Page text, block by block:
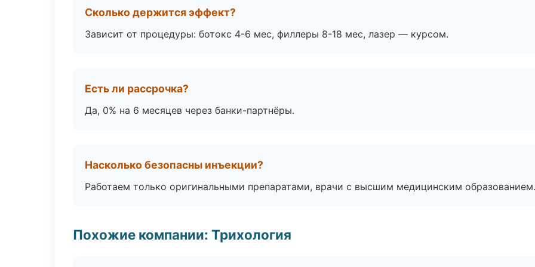
Сколько держится эффект?
Зависит от процедуры: ботокс 4-6 мес, филлеры 8-18 мес, лазер — курсом.
Есть ли рассрочка?
Да, 0% на 6 месяцев через банки-партнёры.
Насколько безопасны инъекции?
Работаем только оригинальными препаратами, врачи с высшим медицинским образованием.
Похожие компании: Трихология